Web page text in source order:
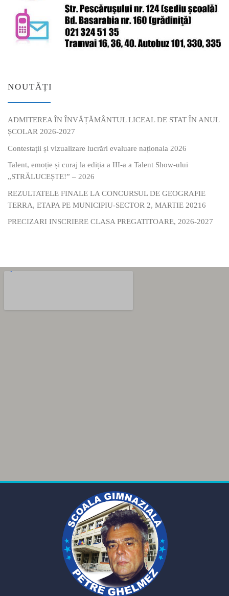
NOUTĂȚI
ADMITEREA ÎN ÎNVĂȚĂMÂNTUL LICEAL DE STAT ÎN ANUL
ȘCOLAR 2026-2027
Contestații și vizualizare lucrări evaluare naționala 2026
Talent, emoție și curaj la ediția a III-a a Talent Show-ului
„STRĂLUCEȘTE!” – 2026
REZULTATELE FINALE LA CONCURSUL DE GEOGRAFIE
TERRA, ETAPA PE MUNICIPIU-SECTOR 2, MARTIE 20216
PRECIZARI INSCRIERE CLASA PREGATITOARE, 2026-2027